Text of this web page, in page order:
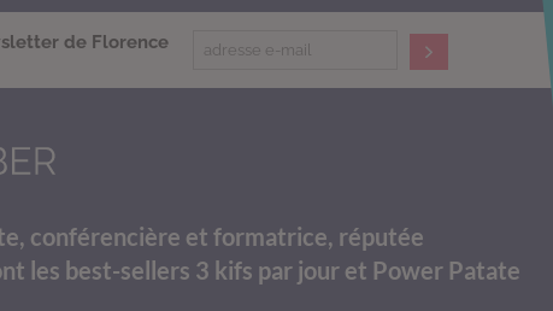
de Florence
conférencière et formatrice, réputée
les best-sellers 3 kifs par jour et Power Patate